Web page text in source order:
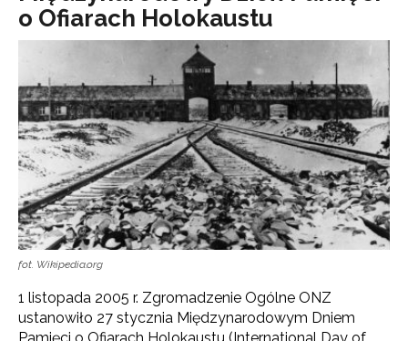
o Ofiarach Holokaustu
fot. Wikipedia.org
1 listopada 2005 r. Zgromadzenie Ogólne ONZ
ustanowiło 27 stycznia Międzynarodowym Dniem